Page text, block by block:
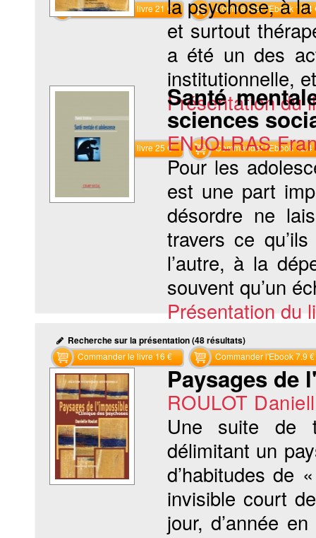
Commander le livre 21 € Commander l'Ebook 10.4
la psychose, à
et surtout
a été un des
institutionnelle,
Présentation du
Commander le livre 25 € Commander l'Ebook 12.4
Santé
sciences
ENJOLRAS
Pour les
est une part
désordre ne
travers ce
l’autre, à la
souvent qu’un
Présentation du
Commander le livre 16 € Commander l'Ebook 7.9 €
Recherche sur la présentation (48 résultats)
Paysages de
ROULOT
Une suite de
délimitant un
d’habitudes de
invisible court
jour, d’année